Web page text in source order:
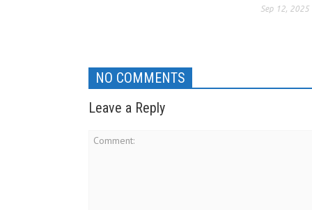
Sep 12, 2025
NO COMMENTS
Leave a Reply